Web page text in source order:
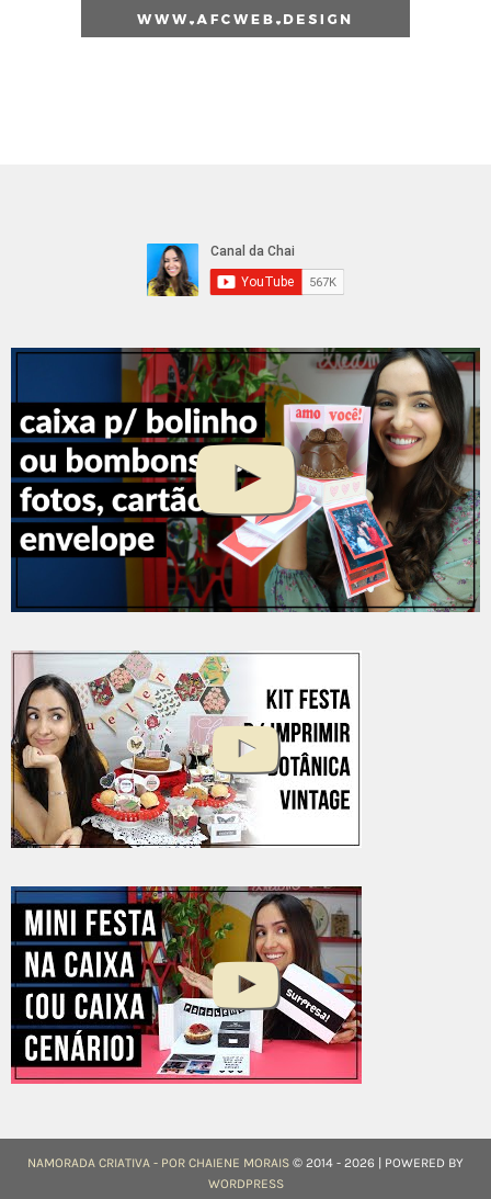
NAMORADA CRIATIVA - POR CHAIENE MORAIS © 2014 - 2026 | POWERED BY
WORDPRESS